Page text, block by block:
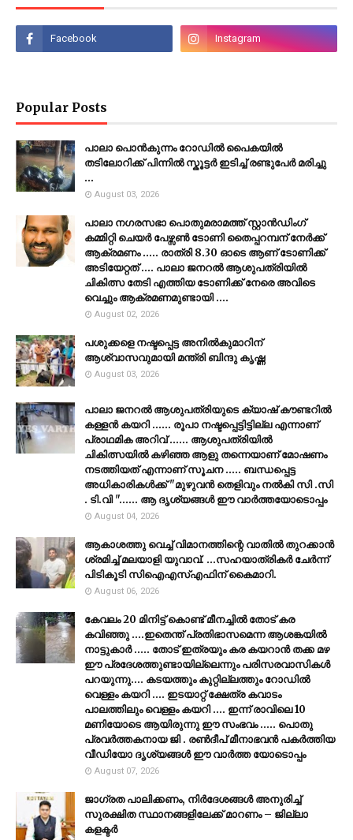
Popular Posts
പാലാ പൊൻകുന്നം റോഡിൽ പൈകയിൽ
തടിലോറിക്ക് പിന്നിൽ സ്കൂട്ടർ ഇടിച്ച് രണ്ടുപേർ മരിച്ചു
...
August 03, 2026
പാലാ നഗരസഭാ പൊതുമരാമത്ത് സ്റ്റാൻഡിംഗ്
കമ്മിറ്റി ചെയർ പേഴ്സൺ ടോണി തൈപ്പറമ്പന് നേർക്ക്
ആക്രമണം ..... രാത്രി 8.30 ഓടെ ആണ് ടോണിക്ക്
അടിയേറ്റത് .... പാലാ ജനറൽ ആശുപത്രിയിൽ
ചികിത്സ തേടി എത്തിയ ടോണിക്ക് നേരെ അവിടെ
വെച്ചും ആക്രമണമുണ്ടായി ....
August 02, 2026
പശുക്കളെ നഷ്ടപ്പെട്ട അനിൽകുമാറിന്
ആശ്വാസവുമായി മന്ത്രി ബിന്ദു കൃഷ്ണ
August 03, 2026
പാലാ ജനറൽ ആശുപത്രിയുടെ ക്യാഷ് കൗണ്ടറിൽ
കള്ളൻ കയറി ...... രൂപാ നഷ്ടപ്പെട്ടിട്ടില്ല എന്നാണ്
പ്രാഥമിക അറിവ് ...... ആശുപത്രിയിൽ
ചികിത്സയിൽ കഴിഞ്ഞ ആളു തന്നെയാണ് മോഷണം
നടത്തിയത് എന്നാണ് സൂചന ..... ബന്ധപ്പെട്ട
അധികാരികൾക്ക് "മുഴുവൻ തെളിവും നൽകി സി .സി
. ടി.വി "...... ആ ദൃശ്യങ്ങൾ ഈ വാർത്തയോടൊപ്പം
August 04, 2026
ആകാശത്തു വെച്ച് വിമാനത്തിന്റെ വാതില്‍ തുറക്കാന്‍
ശ്രമിച്ച് മലയാളി യുവാവ്. ...സഹയാത്രികര്‍ ചേര്‍ന്ന്
പിടികൂടി സിഐഎസ്എഫിന് കൈമാറി.
August 06, 2026
കേവലം 20 മിനിട്ട് കൊണ്ട് മീനച്ചിൽ തോട് കര
കവിഞ്ഞു ....ഇതെന്ത് പ്രതിഭാസമെന്ന ആശങ്കയിൽ
നാട്ടുകാർ ..... തോട് ഇത്രയും കര കയറാൻ തക്ക മഴ
ഈ പ്രദേശത്തുണ്ടായില്ലെന്നും പരിസരവാസികൾ
പറയുന്നു.... കടയത്തും കുറ്റില്ലത്തും റോഡിൽ
വെള്ളം കയറി .... ഇടയാറ്റ് ക്ഷേത്ര കവാടം
പാലത്തിലും വെള്ളം കയറി .... ഇന്ന് രാവിലെ 10
മണിയോടെ ആയിരുന്നു ഈ സംഭവം ..... പൊതു
പ്രവർത്തകനായ ജി . രൺദീപ് മീനാഭവൻ പകർത്തിയ
വീഡിയോ ദൃശ്യങ്ങൾ ഈ വാർത്ത യോടൊപ്പം
August 07, 2026
ജാഗ്രത പാലിക്കണം, നിര്‍ദേശങ്ങള്‍ അനുരിച്ച്
സുരക്ഷിത സ്ഥാനങ്ങളിലേക്ക് മാറണം – ജില്ലാ
കളക്ടർ